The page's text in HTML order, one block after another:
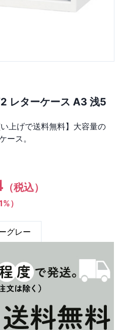
レターケース A3 浅5
上げで送料無料】大容量の
ース。
（税込）
）
グレー